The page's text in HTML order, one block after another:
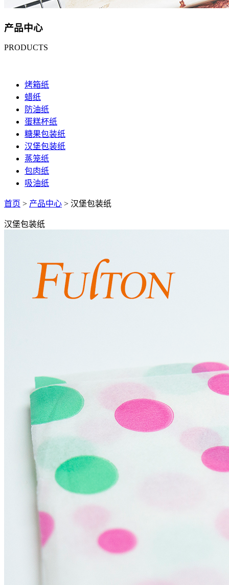
产品中心
PRODUCTS
烤箱纸
蜡纸
防油纸
蛋糕杯纸
糖果包装纸
汉堡包装纸
蒸笼纸
包肉纸
吸油纸
首页 > 产品中心 > 汉堡包装纸
汉堡包装纸